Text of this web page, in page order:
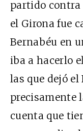
partido contra
el Girona fue
Bernabéu en
iba a hacerlo
las que dejó
precisamente
cuenta que